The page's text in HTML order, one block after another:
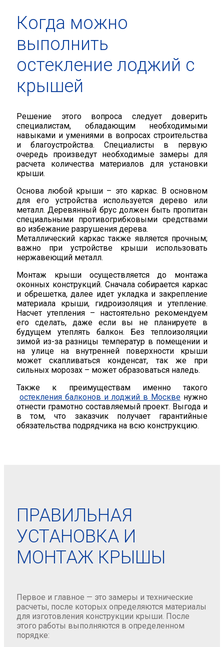
Когда можно
выполнить
остекление лоджий с
крышей
Решение этого вопроса следует доверить
специалистам, обладающим необходимыми
навыками и умениями в вопросах строительства
и благоустройства. Специалисты в первую
очередь произведут необходимые замеры для
расчета количества материалов для установки
крыши.
Основа любой крыши – это каркас. В основном
для его устройства используется дерево или
металл. Деревянный брус должен быть пропитан
специальными противогрибковыми средствами
во избежание разрушения дерева.
Металлический каркас также является прочным;
важно при устройстве крыши использовать
нержавеющий металл.
Монтаж крыши осуществляется до монтажа
оконных конструкций. Сначала собирается каркас
и обрешетка, далее идет укладка и закрепление
материала крыши, гидроизоляция и утепление.
Насчет утепления – настоятельно рекомендуем
его сделать, даже если вы не планируете в
будущем утеплять балкон. Без теплоизоляции
зимой из-за разницы температур в помещении и
на улице на внутренней поверхности крыши
может скапливаться конденсат, так же при
сильных морозах – может образоваться наледь.
Также к преимуществам именно такого
остекления балконов и лоджий в Москве нужно
отнести грамотно составляемый проект. Выгода и
в том, что заказчик получает гарантийные
обязательства подрядчика на всю конструкцию.
ПРАВИЛЬНАЯ
УСТАНОВКА И
МОНТАЖ КРЫШЫ
Первое и главное — это замеры и технические
расчеты, после которых определяются материалы
для изготовления конструкции крыши. После
этого работы выполняются в определенном
порядке: